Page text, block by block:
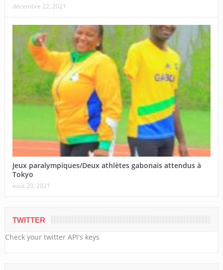
décembre 22, 2021
Jeux paralympiques/Deux athlètes gabonais attendus à
Tokyo
août 20, 2021
TWITTER
Check your twitter API's keys